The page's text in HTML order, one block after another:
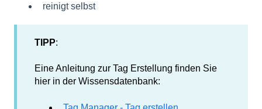
reinigt selbst
TIPP:
Eine Anleitung zur Tag Erstellung finden Sie
hier in der Wissensdatenbank: